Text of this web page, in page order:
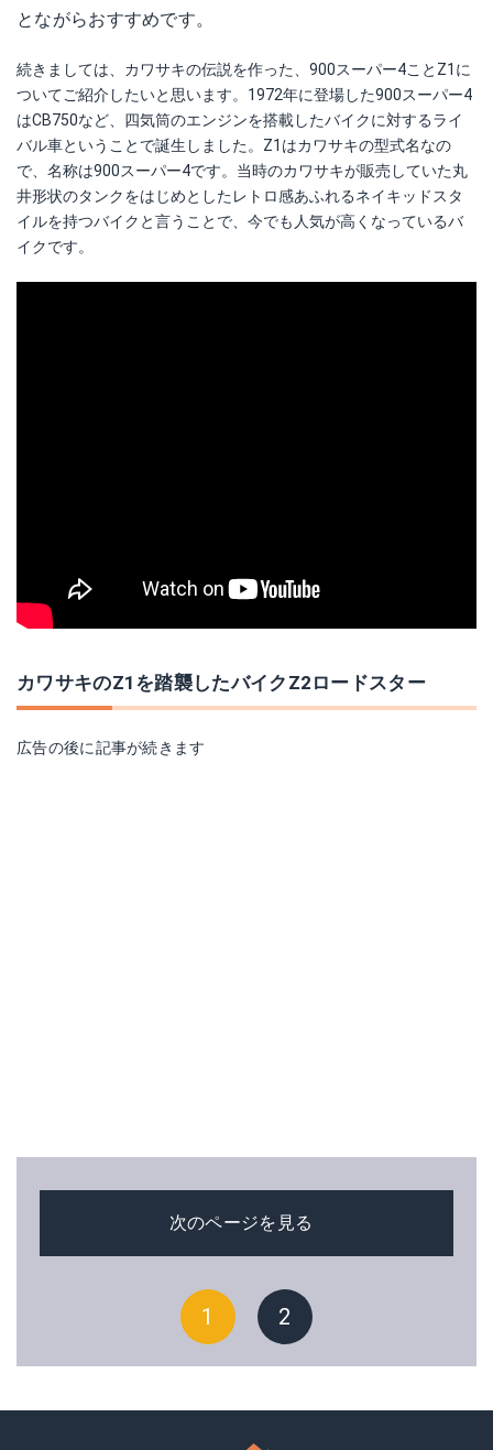
とながらおすすめです。
続きましては、カワサキの伝説を作った、900スーパー4ことZ1に
ついてご紹介したいと思います。1972年に登場した900スーパー4
はCB750など、四気筒のエンジンを搭載したバイクに対するライ
バル車ということで誕生しました。Z1はカワサキの型式名なの
で、名称は900スーパー4です。当時のカワサキが販売していた丸
井形状のタンクをはじめとしたレトロ感あふれるネイキッドスタ
イルを持つバイクと言うことで、今でも人気が高くなっているバ
イクです。
カワサキのZ1を踏襲したバイクZ2ロードスター
広告の後に記事が続きます
次のページを見る
1 2